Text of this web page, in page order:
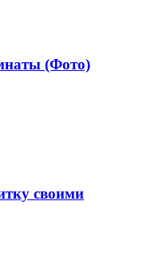
(Фото)
своими